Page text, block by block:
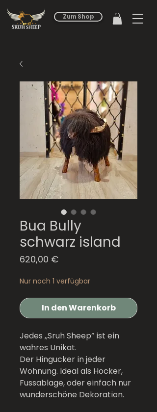
Zum Shop
Bua Bully
schwarz island
620,00 €Preis
Nur noch 1 verfügbar
In den Warenkorb
Jedes „Sruh Sheep“ ist ein
wahres Unikat.
Der Hingucker in jeder
Wohnung. Ideal als Hocker,
Fussablage, oder einfach nur
wunderschöne Dekoration.